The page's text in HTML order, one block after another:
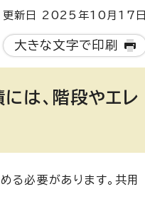
新日 2025年10月17日
大きな文字で印刷
は、階段やエレ
必要があります。共用